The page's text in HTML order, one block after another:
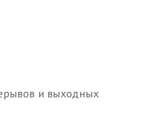
и выходных